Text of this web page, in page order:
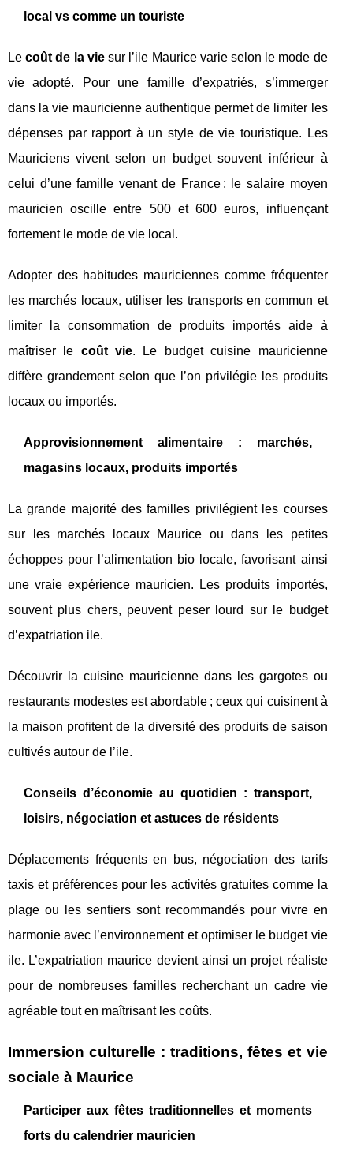
local vs comme un touriste
Lecoût de la viesur l’ile Maurice varie selon le mode de
vie adopté. Pour une famille d’expatriés, s’immerger
dans la vie mauricienne authentique permet de limiter les
dépenses par rapport à un style de vie touristique. Les
Mauriciens vivent selon un budget souvent inférieur à
celui d’une famille venant de France : le salaire moyen
mauricien oscille entre 500 et 600 euros, influençant
fortement le mode de vie local.
Adopter des habitudes mauriciennes comme fréquenter
les marchés locaux, utiliser les transports en commun et
limiter la consommation de produits importés aide à
maîtriser le coût vie. Le budget cuisine mauricienne
diffère grandement selon que l’on privilégie les produits
locaux ou importés.
Approvisionnement alimentaire : marchés,
magasins locaux, produits importés
La grande majorité des familles privilégient les courses
sur les marchés locaux Maurice ou dans les petites
échoppes pour l’alimentation bio locale, favorisant ainsi
une vraie expérience mauricien. Les produits importés,
souvent plus chers, peuvent peser lourd sur le budget
d’expatriation ile.
Découvrir la cuisine mauricienne dans les gargotes ou
restaurants modestes est abordable ; ceux qui cuisinent à
la maison profitent de la diversité des produits de saison
cultivés autour de l’ile.
Conseils d’économie au quotidien : transport,
loisirs, négociation et astuces de résidents
Déplacements fréquents en bus, négociation des tarifs
taxis et préférences pour les activités gratuites comme la
plage ou les sentiers sont recommandés pour vivre en
harmonie avec l’environnement et optimiser le budget vie
ile. L’expatriation maurice devient ainsi un projet réaliste
pour de nombreuses familles recherchant un cadre vie
agréable tout en maîtrisant les coûts.
Immersion culturelle : traditions, fêtes et vie
sociale à Maurice
Participer aux fêtes traditionnelles et moments
forts du calendrier mauricien